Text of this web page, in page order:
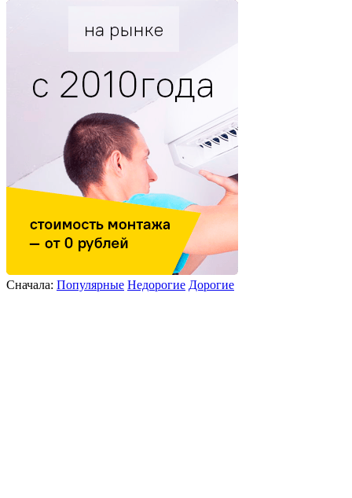
Сначала: Популярные Недорогие Дорогие